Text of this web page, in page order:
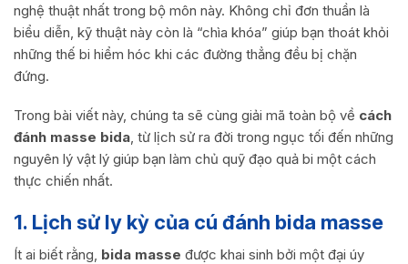
nghệ thuật nhất trong bộ môn này. Không chỉ đơn thuần là
biểu diễn, kỹ thuật này còn là “chìa khóa” giúp bạn thoát khỏi
những thế bi hiểm hóc khi các đường thẳng đều bị chặn
đứng.
Trong bài viết này, chúng ta sẽ cùng giải mã toàn bộ về cách
đánh masse bida, từ lịch sử ra đời trong ngục tối đến những
nguyên lý vật lý giúp bạn làm chủ quỹ đạo quả bi một cách
thực chiến nhất.
1. Lịch sử ly kỳ của cú đánh bida masse
Ít ai biết rằng, bida masse được khai sinh bởi một đại úy